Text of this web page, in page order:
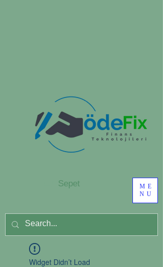
Sepet
ME
NU
Widget Didn’t Load